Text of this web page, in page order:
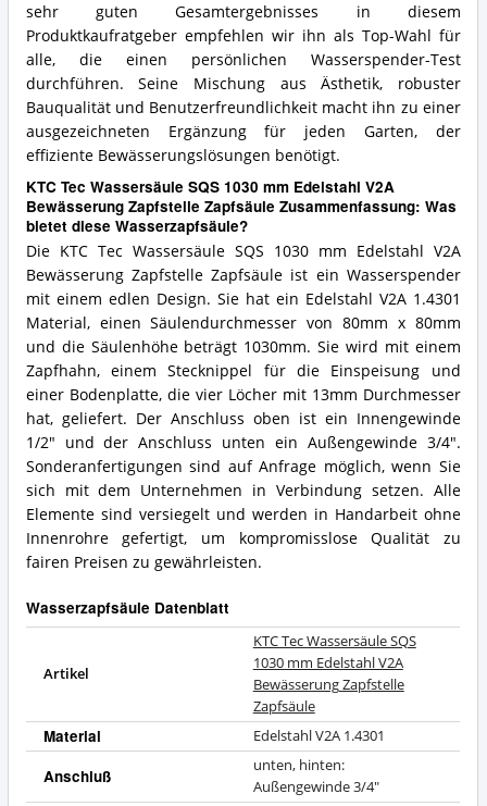
sehr guten Gesamtergebnisses in diesem
Produktkaufratgeber empfehlen wir ihn als Top-Wahl für
alle, die einen persönlichen Wasserspender-Test
durchführen. Seine Mischung aus Ästhetik, robuster
Bauqualität und Benutzerfreundlichkeit macht ihn zu einer
ausgezeichneten Ergänzung für jeden Garten, der
effiziente Bewässerungslösungen benötigt.
KTC Tec Wassersäule SQS 1030 mm Edelstahl V2A
Bewässerung Zapfstelle Zapfsäule Zusammenfassung: Was
bietet diese Wasserzapfsäule?
Die KTC Tec Wassersäule SQS 1030 mm Edelstahl V2A
Bewässerung Zapfstelle Zapfsäule ist ein Wasserspender
mit einem edlen Design. Sie hat ein Edelstahl V2A 1.4301
Material, einen Säulendurchmesser von 80mm x 80mm
und die Säulenhöhe beträgt 1030mm. Sie wird mit einem
Zapfhahn, einem Stecknippel für die Einspeisung und
einer Bodenplatte, die vier Löcher mit 13mm Durchmesser
hat, geliefert. Der Anschluss oben ist ein Innengewinde
1/2" und der Anschluss unten ein Außengewinde 3/4".
Sonderanfertigungen sind auf Anfrage möglich, wenn Sie
sich mit dem Unternehmen in Verbindung setzen. Alle
Elemente sind versiegelt und werden in Handarbeit ohne
Innenrohre gefertigt, um kompromisslose Qualität zu
fairen Preisen zu gewährleisten.
Wasserzapfsäule Datenblatt
Artikel
KTC Tec Wassersäule SQS
1030 mm Edelstahl V2A
Bewässerung Zapfstelle
Zapfsäule
Material Edelstahl V2A 1.4301
Anschluß
unten, hinten:
Außengewinde 3/4"